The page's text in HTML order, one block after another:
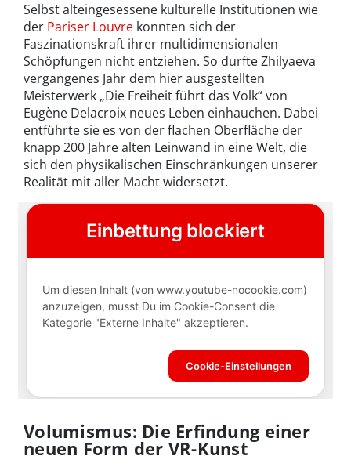
Selbst alteingesessene kulturelle Institutionen wie
der Pariser Louvre konnten sich der
Faszinationskraft ihrer multidimensionalen
Schöpfungen nicht entziehen. So durfte Zhilyaeva
vergangenes Jahr dem hier ausgestellten
Meisterwerk „Die Freiheit führt das Volk“ von
Eugène Delacroix neues Leben einhauchen. Dabei
entführte sie es von der flachen Oberfläche der
knapp 200 Jahre alten Leinwand in eine Welt, die
sich den physikalischen Einschränkungen unserer
Realität mit aller Macht widersetzt.
Volumismus: Die Erfindung einer
neuen Form der VR-Kunst